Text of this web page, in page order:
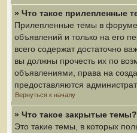
» Что такое прилепленные
Прилепленные темы в форуме
объявлений и только на его
всего содержат достаточно
вы должны прочесть их по
объявлениями, права на
предоставляются
Вернуться к началу
» Что такое закрытые темы?
Это такие темы, в которых